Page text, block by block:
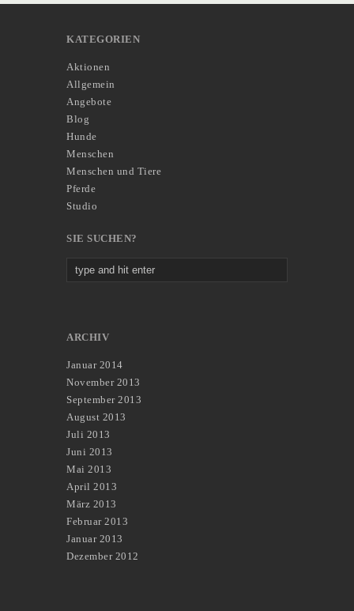
KATEGORIEN
Aktionen
Allgemein
Angebote
Blog
Hunde
Menschen
Menschen und Tiere
Pferde
Studio
SIE SUCHEN?
ARCHIV
Januar 2014
November 2013
September 2013
August 2013
Juli 2013
Juni 2013
Mai 2013
April 2013
März 2013
Februar 2013
Januar 2013
Dezember 2012